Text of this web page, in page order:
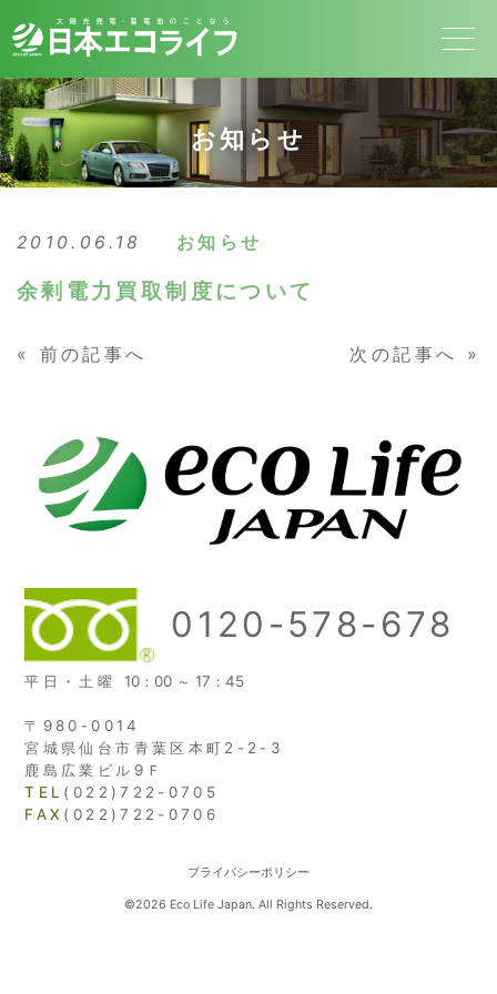
お知らせ
2010.06.18 お知らせ
余剰電力買取制度について
« 前の記事へ 次の記事へ »
0120-578-678
平日・土曜 10：00 ～ 17：45
〒980-0014
宮城県仙台市青葉区本町2-2-3
鹿島広業ビル9Ｆ
TEL (022)722-0705
FAX (022)722-0706
プライバシーポリシー
©2026 Eco Life Japan. All Rights Reserved.